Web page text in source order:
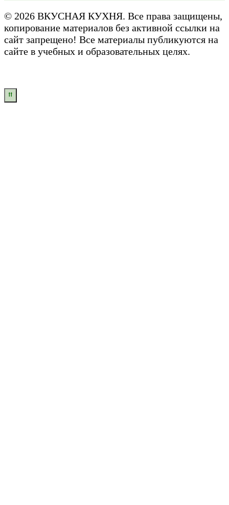
© 2026 ВКУСНАЯ КУХНЯ. Все права защищены,
копирование материалов без активной ссылки на
сайт запрещено! Все материалы публикуются на
сайте в учебных и образовательных целях.